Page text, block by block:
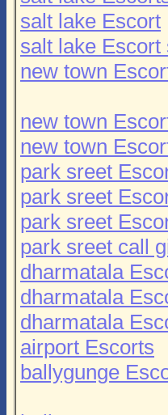
salt lake Escort
salt lake Escort
new town
new town
new town
park sreet
park sreet
park sreet
park sreet call
dharmatala
dharmatala
dharmatala
airport Escorts
ballygunge